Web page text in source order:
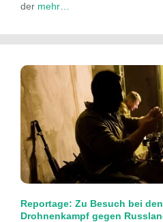
der mehr…
Reportage: Zu Besuch bei
Drohnenkampf gegen